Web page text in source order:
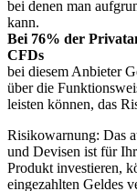
bei denen man
kann.
Bei 76% der
CFDs
bei diesem Anbieter
über die
leisten können, das
Risikowarnung: Das
und Devisen ist für
Produkt investieren,
eingezahlten Geldes